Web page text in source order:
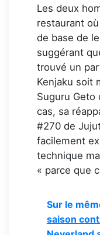
Les deux
restaurant
de base de
suggérant
trouvé un
Kenjaku soit
Suguru Geto
cas, sa
#270 de
facilement
technique
« parce que
Sur le
saison